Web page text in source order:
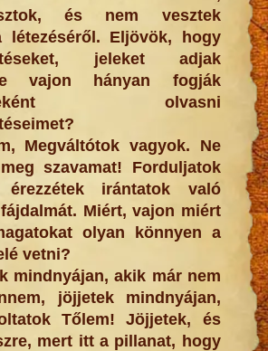
és nem vesztek
létezéséről. Eljövök, hogy
jeleket adjak
vajon hányan fogják
olvasni
Megváltótok vagyok. Ne
szavamat! Forduljatok
irántatok való
Miért, vajon miért
olyan könnyen a
vetni?
mindnyájan, akik már nem
jöjjetek mindnyájan,
Tőlem! Jöjjetek, és
mert itt a pillanat, hogy